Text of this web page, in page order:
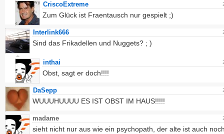
CriscoExtreme
Zum Glück ist Fraentausch nur gespielt ;)
Interlink666
Sind das Frikadellen und Nuggets? ; )
inthai
Obst, sagt er doch!!!!
DaSepp
WUUUHUUUU ES IST OBST IM HAUS!!!!!
madame
sieht nicht nur aus wie ein psychopath, der alte ist auch